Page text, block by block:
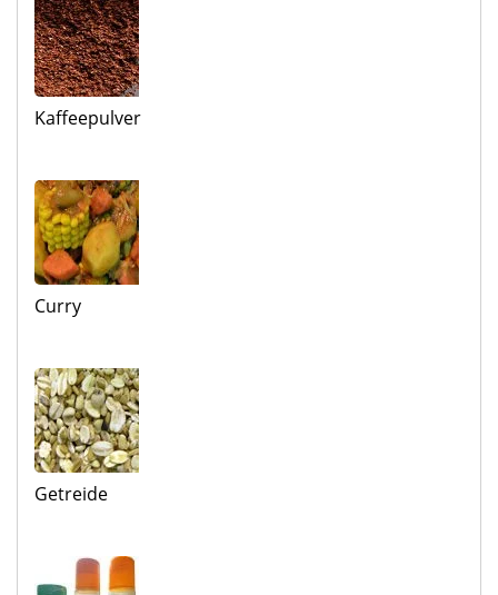
Kaffeepulver
Curry
Getreide